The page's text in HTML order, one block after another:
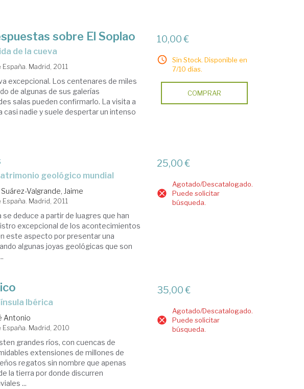
sobre El Soplao
de la cueva
Madrid, 2011
excepcional. Los centenares de miles
de algunas de sus galerías
salas pueden confirmarlo. La visita a
casi nadie y suele despertar un intenso
10,00 €
Sin Stock. Disponible en
7/10 días.
COMPRAR
geológico mundial
Valgrande, Jaime
Madrid, 2011
deduce a partir de luagres que han
excepcional de los acontecimientos
este aspecto por presentar una
algunas joyas geológicas que son
25,00 €
Agotado/Descatalogado.
Puede solicitar
búsqueda.
Ibérica
Antonio
Madrid, 2010
grandes ríos, con cuencas de
extensiones de millones de
regatos sin nombre que apenas
la tierra por donde discurren
...
35,00 €
Agotado/Descatalogado.
Puede solicitar
búsqueda.